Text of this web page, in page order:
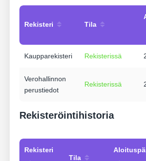
Rekisteri Tila
Kaupparekisteri Rekisterissä
Verohallinnon
perustiedot
Rekisterissä
Rekisteröintihistoria
Rekisteri
Tila